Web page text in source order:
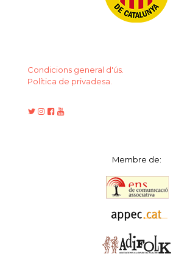
Condicions general d'ús.
Política de privadesa.
Membre de: